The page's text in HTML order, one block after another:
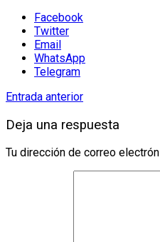
Facebook
Twitter
Email
WhatsApp
Telegram
Entrada anterior
Deja una respuesta
Tu dirección de correo